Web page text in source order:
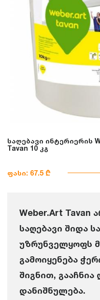
საღებავი ინტერიერის
Tavan 10 კგ
ფასი: 67.5 ₾
Weber.Art Tavan
საღებავი შიდა
უზრუნველყოფს
გამოიყენება
შიგნით,
დანიშნულება.